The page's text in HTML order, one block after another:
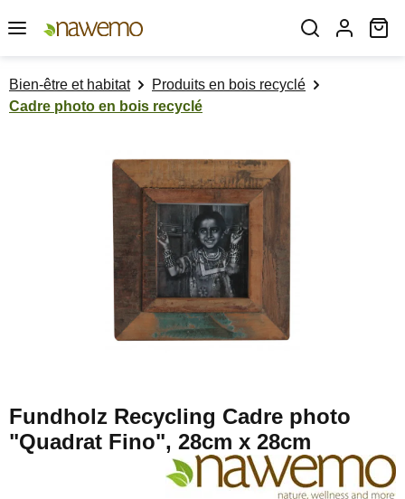
Passer au contenu principal
Bien-être et habitat
Produits en bois recyclé
Cadre photo en bois recyclé
Ignorer la galerie d'images
Fundholz Recycling Cadre photo
"Quadrat Fino", 28cm x 28cm